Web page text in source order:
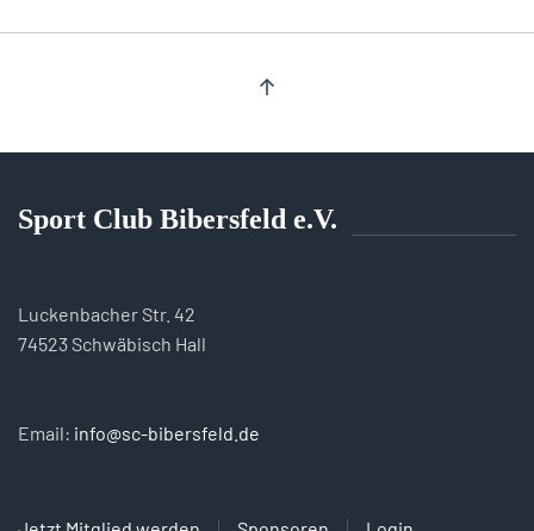
Sport Club Bibersfeld e.V.
Luckenbacher Str. 42
74523 Schwäbisch Hall
Email: info@sc-bibersfeld.de